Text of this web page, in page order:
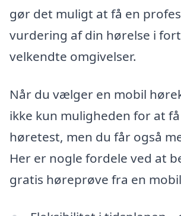
gør det muligt at få en
vurdering af din hørelse i
velkendte omgivelser.
Når du vælger en mobil
ikke kun muligheden for at
høretest, men du får også
Her er nogle fordele ved at
gratis høreprøve fra en